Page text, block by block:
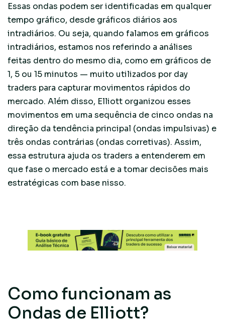
Essas ondas podem ser identificadas em qualquer
tempo gráfico, desde gráficos diários aos
intradiários. Ou seja, quando falamos em gráficos
intradiários, estamos nos referindo a análises
feitas dentro do mesmo dia, como em gráficos de
1, 5 ou 15 minutos — muito utilizados por day
traders para capturar movimentos rápidos do
mercado. Além disso, Elliott organizou esses
movimentos em uma sequência de cinco ondas na
direção da tendência principal (ondas impulsivas) e
três ondas contrárias (ondas corretivas). Assim,
essa estrutura ajuda os traders a entenderem em
que fase o mercado está e a tomar decisões mais
estratégicas com base nisso.
Como funcionam as
Ondas de Elliott?